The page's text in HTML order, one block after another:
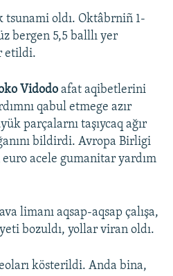
oldı. Oktâbrniñ 1-
bergen 5,5 balllı yer
etildi.
Vidodo afat aqibetlerini
qabul etmege azır
parçalarnı taşıycaq ağır
bildirdi. Avropa Birligi
acele gumanitar yardım
limanı aqsap-aqsap çalışa,
bozuldı, yollar viran oldı.
kösterildi. Anda bina,